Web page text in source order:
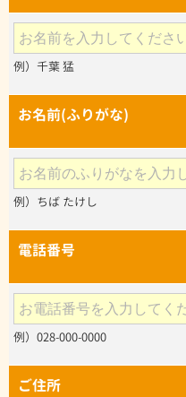
例）千葉 猛
お名前(ふりがな)
例）ちば たけし
電話番号
例）028-000-0000
ご住所